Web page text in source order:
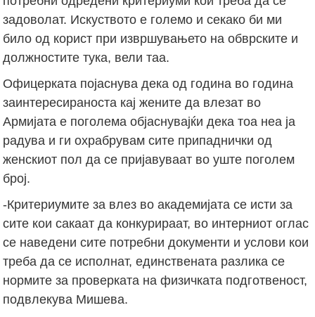
задоволат. Искуството е големо и секако би ми
било од корист при извршувањето на обврските и
должностите тука, вели таа.
Офицерката појаснува дека од година во година
заинтересираноста кај жените да влезат во
Армијата е поголема објаснувајќи дека тоа неа ја
радува и ги охрабрувам сите припаднички од
женскиот пол да се пријавуваат во уште поголем
број.
-Критериумите за влез во академијата се исти за
сите кои сакаат да конкурираат, во интерниот оглас
се наведени сите потребни документи и услови кои
треба да се исполнат, единствената разлика се
нормите за проверката на физичката подготвеност,
подвлекува Мишева.